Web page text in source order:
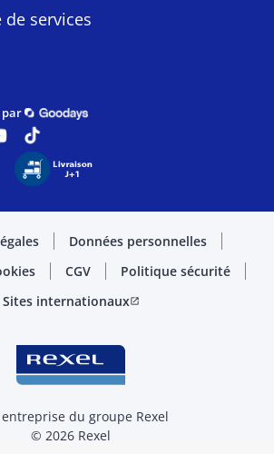
services
par
Données personnelles
CGV
Politique sécurité
Sites internationauxopen_in_new
entreprise du groupe Rexel
© 2026 Rexel